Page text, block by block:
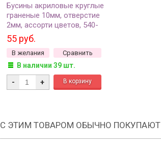
Бусины акриловые круглые
граненые 10мм, отверстие
2мм, ассорти цветов, 540-
298, 10г (около 17шт)
55 руб.
В желания Сравнить
В наличии 39 шт.
- +
С ЭТИМ ТОВАРОМ ОБЫЧНО ПОКУПАЮТ